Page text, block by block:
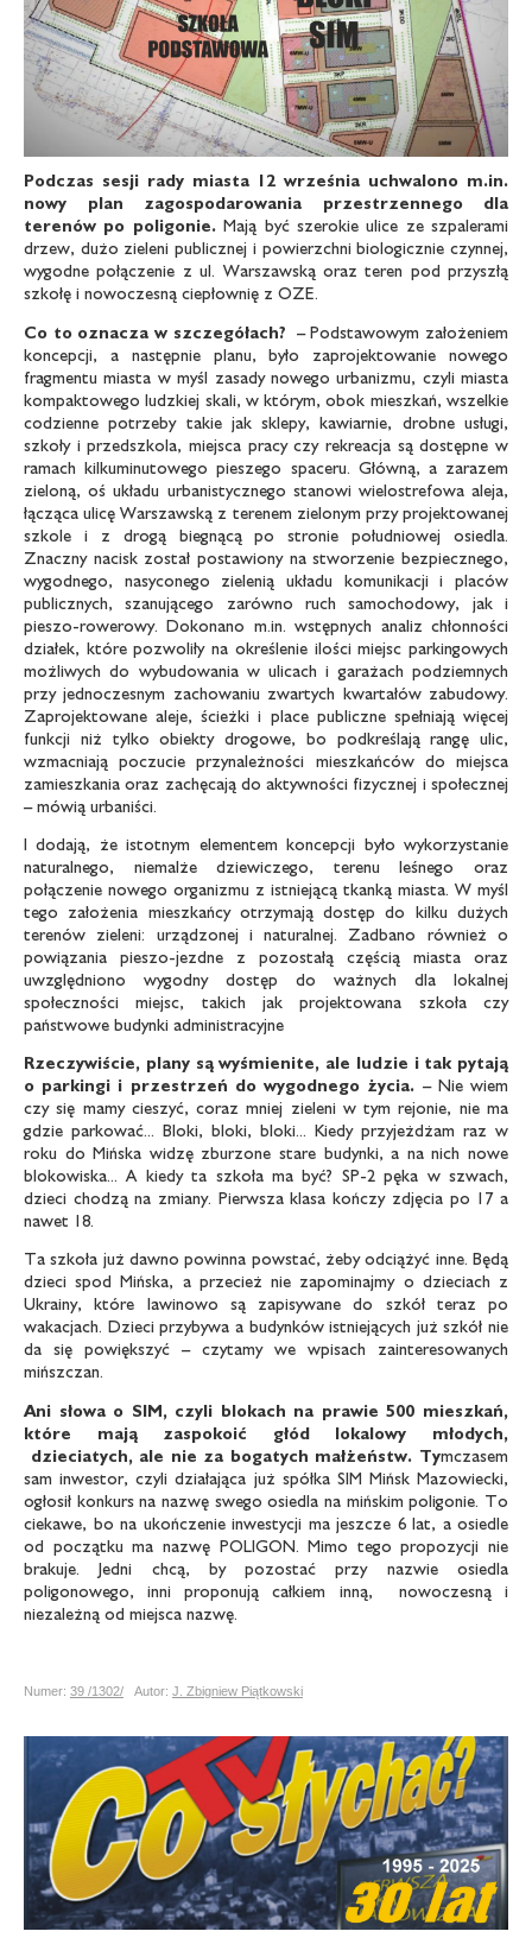
Podczas sesji rady miasta 12 września uchwalono m.in.
nowy plan zagospodarowania przestrzennego dla
terenów po poligonie.Mają być szerokie ulice ze szpalerami
drzew, dużo zieleni publicznej i powierzchni biologicznie czynnej,
wygodne połączenie z ul. Warszawską oraz teren pod przyszłą
szkołę i nowoczesną ciepłownię z OZE.
Co to oznacza w szczegółach? – Podstawowym założeniem
koncepcji, a następnie planu, było zaprojektowanie nowego
fragmentu miasta w myśl zasady nowego urbanizmu, czyli miasta
kompaktowego ludzkiej skali, w którym, obok mieszkań, wszelkie
codzienne potrzeby takie jak sklepy, kawiarnie, drobne usługi,
szkoły i przedszkola, miejsca pracy czy rekreacja są dostępne w
ramach kilkuminutowego pieszego spaceru. Główną, a zarazem
zieloną, oś układu urbanistycznego stanowi wielostrefowa aleja,
łącząca ulicę Warszawską z terenem zielonym przy projektowanej
szkole i z drogą biegnącą po stronie południowej osiedla.
Znaczny nacisk został postawiony na stworzenie bezpiecznego,
wygodnego, nasyconego zielenią układu komunikacji i placów
publicznych, szanującego zarówno ruch samochodowy, jak i
pieszo-rowerowy. Dokonano m.in. wstępnych analiz chłonności
działek, które pozwoliły na określenie ilości miejsc parkingowych
możliwych do wybudowania w ulicach i garażach podziemnych
przy jednoczesnym zachowaniu zwartych kwartałów zabudowy.
Zaprojektowane aleje, ścieżki i place publiczne spełniają więcej
funkcji niż tylko obiekty drogowe, bo podkreślają rangę ulic,
wzmacniają poczucie przynależności mieszkańców do miejsca
zamieszkania oraz zachęcają do aktywności fizycznej i społecznej
– mówią urbaniści.
I dodają, że istotnym elementem koncepcji było wykorzystanie
naturalnego, niemalże dziewiczego, terenu leśnego oraz
połączenie nowego organizmu z istniejącą tkanką miasta. W myśl
tego założenia mieszkańcy otrzymają dostęp do kilku dużych
terenów zieleni: urządzonej i naturalnej. Zadbano również o
powiązania pieszo-jezdne z pozostałą częścią miasta oraz
uwzględniono wygodny dostęp do ważnych dla lokalnej
społeczności miejsc, takich jak projektowana szkoła czy
państwowe budynki administracyjne
Rzeczywiście, plany są wyśmienite, ale ludzie i tak pytają
o parkingi i przestrzeń do wygodnego życia. – Nie wiem
czy się mamy cieszyć, coraz mniej zieleni w tym rejonie, nie ma
gdzie parkować... Bloki, bloki, bloki... Kiedy przyjeżdżam raz w
roku do Mińska widzę zburzone stare budynki, a na nich nowe
blokowiska... A kiedy ta szkoła ma być? SP-2 pęka w szwach,
dzieci chodzą na zmiany. Pierwsza klasa kończy zdjęcia po 17 a
nawet 18.
Ta szkoła już dawno powinna powstać, żeby odciążyć inne. Będą
dzieci spod Mińska, a przecież nie zapominajmy o dzieciach z
Ukrainy, które lawinowo są zapisywane do szkół teraz po
wakacjach. Dzieci przybywa a budynków istniejących już szkół nie
da się powiększyć – czytamy we wpisach zainteresowanych
mińszczan.
Ani słowa o SIM, czyli blokach na prawie 500 mieszkań,
które mają zaspokoić głód lokalowy młodych,
dzieciatych, ale nie za bogatych małżeństw. Tymczasem
sam inwestor, czyli działająca już spółka SIM Mińsk Mazowiecki,
ogłosił konkurs na nazwę swego osiedla na mińskim poligonie. To
ciekawe, bo na ukończenie inwestycji ma jeszcze 6 lat, a osiedle
od początku ma nazwę POLIGON. Mimo tego propozycji nie
brakuje. Jedni chcą, by pozostać przy nazwie osiedla
poligonowego, inni proponują całkiem inną, nowoczesną i
niezależną od miejsca nazwę.
Numer: 39 /1302/ Autor: J. Zbigniew Piątkowski